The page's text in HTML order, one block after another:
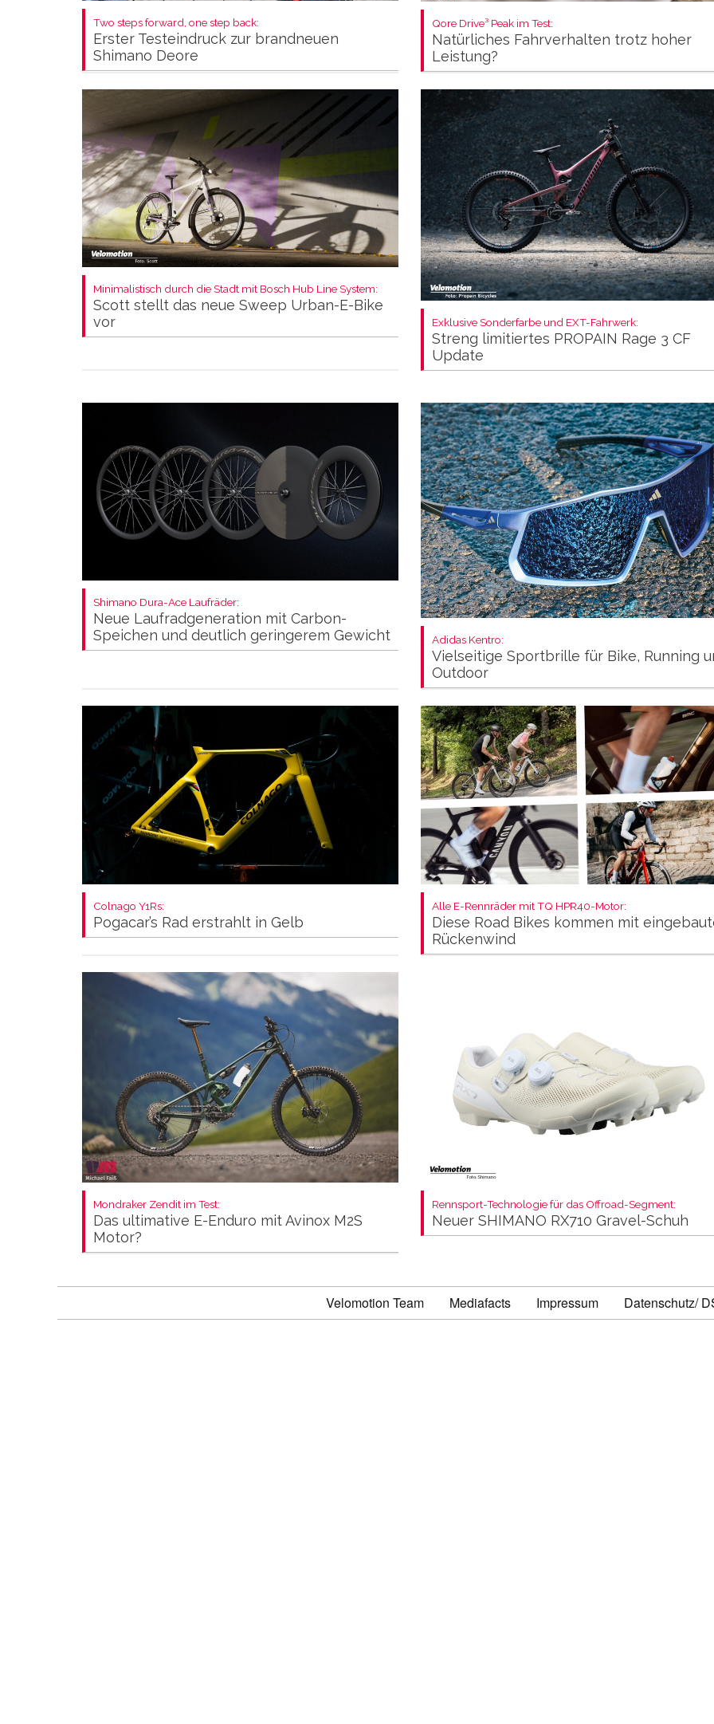
Two steps forward, one step back:
Erster Testeindruck zur brandneuen
Shimano Deore
Qore Drive³ Peak im Test:
Natürliches Fahrverhalten trotz hoher
Leistung?
Minimalistisch durch die Stadt mit Bosch Hub Line System:
Scott stellt das neue Sweep Urban-E-Bike
vor
Exklusive Sonderfarbe und EXT-Fahrwerk:
Streng limitiertes PROPAIN Rage 3 CF
Update
Shimano Dura-Ace Laufräder:
Neue Laufradgeneration mit Carbon-
Speichen und deutlich geringerem Gewicht
Adidas Kentro:
Vielseitige Sportbrille für Bike, Running
Outdoor
Colnago Y1Rs:
Pogacar’s Rad erstrahlt in Gelb
Alle E-Rennräder mit TQ HPR40-Motor:
Diese Road Bikes kommen mit
Rückenwind
Mondraker Zendit im Test:
Das ultimative E-Enduro mit Avinox M2S
Motor?
Rennsport-Technologie für das Offroad-Segment:
Neuer SHIMANO RX710 Gravel-Schuh
Velomotion Team Mediafacts Impressum Datenschutz/